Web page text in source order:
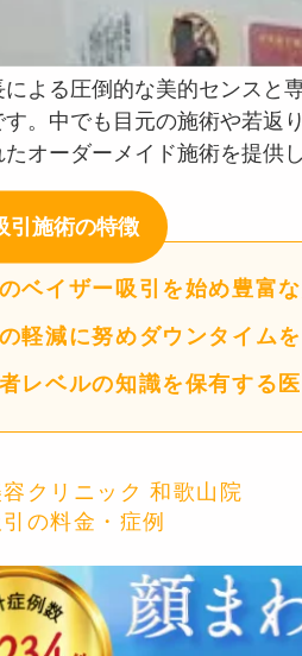
による圧倒的な美的センスと
す。中でも目元の施術や若返
たオーダーメイド施術を提供
引施術の特徴
ベイザー吸引を始め豊富
軽減に努めダウンタイム
レベルの知識を保有する
クリニック 和歌山院
の料金・症例